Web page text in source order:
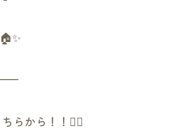
らから！！👇🏻